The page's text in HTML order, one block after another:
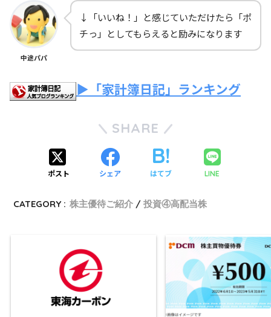
中途パパ
↓「いいね！」と感じていただけたら「ポ
チっ」としてもらえると励みになります
▶「家計簿日記」ランキング
SHARE
ポスト シェア はてブ LINE
CATEGORY : 株主優待ご紹介 投資④高配当株